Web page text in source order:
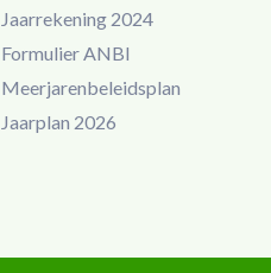
Jaarrekening 2024
Formulier ANBI
Meerjarenbeleidsplan
Jaarplan 2026